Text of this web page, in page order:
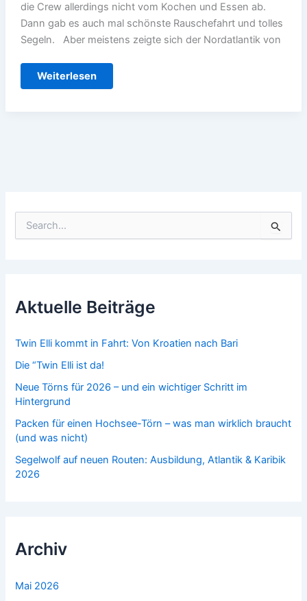
die Crew allerdings nicht vom Kochen und Essen ab.
Dann gab es auch mal schönste Rauschefahrt und tolles
Segeln. Aber meistens zeigte sich der Nordatlantik von
Segelwolf-
Weiterlesen
n
a
h
Aktuelle Beiträge
Twin Elli kommt in Fahrt: Von Kroatien nach Bari
Die “Twin Elli ist da!
Neue Törns für 2026 – und ein wichtiger Schritt im
Hintergrund
Packen für einen Hochsee-Törn – was man wirklich braucht
(und was nicht)
Segelwolf auf neuen Routen: Ausbildung, Atlantik & Karibik
2026
Archiv
Mai 2026